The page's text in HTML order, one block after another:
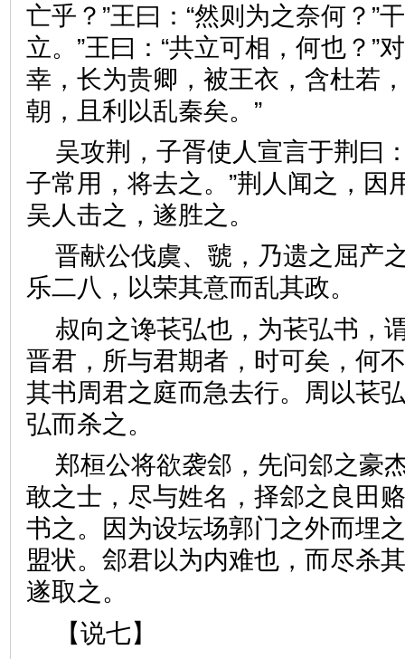
亡乎？”王曰：“然则为之奈何？”
立。”王曰：“共立可相，何也？”
幸，长为贵卿，被王衣，含杜若
朝，且利以乱秦矣。”
吴攻荆，子胥使人宣言于荆曰
子常用，将去之。”荆人闻之，因
吴人击之，遂胜之。
晋献公伐虞、虢，乃遗之屈产
乐二八，以荣其意而乱其政
叔向之谗苌弘也，为苌弘书，
晋君，所与君期者，时可矣，何
其书周君之庭而急去行。周以苌
弘而杀之。
郑桓公将欲袭郐，先问郐之豪
敢之士，尽与姓名，择郐之良田
书之。因为设坛场郭门之外而埋
盟状。郐君以为内难也，而尽杀
遂取之。
【说七】